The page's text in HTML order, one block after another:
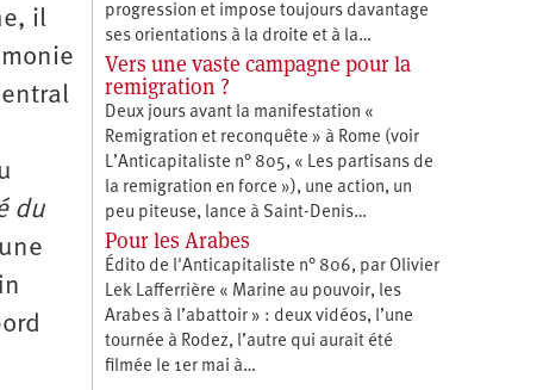
il
du
progression et impose toujours davantage
ses orientations à la droite et à la…
Vers une vaste campagne pour la
remigration ?
Deux jours avant la manifestation «
Remigration et reconquête » à Rome (voir
L’Anticapitaliste n° 805, « Les partisans de
la remigration en force »), une action, un
peu piteuse, lance à Saint-Denis…
Pour les Arabes
Édito de l'Anticapitaliste n° 806, par Olivier
Lek Lafferrière « Marine au pouvoir, les
Arabes à l’abattoir » : deux vidéos, l’une
tournée à Rodez, l’autre qui aurait été
filmée le 1er mai à…